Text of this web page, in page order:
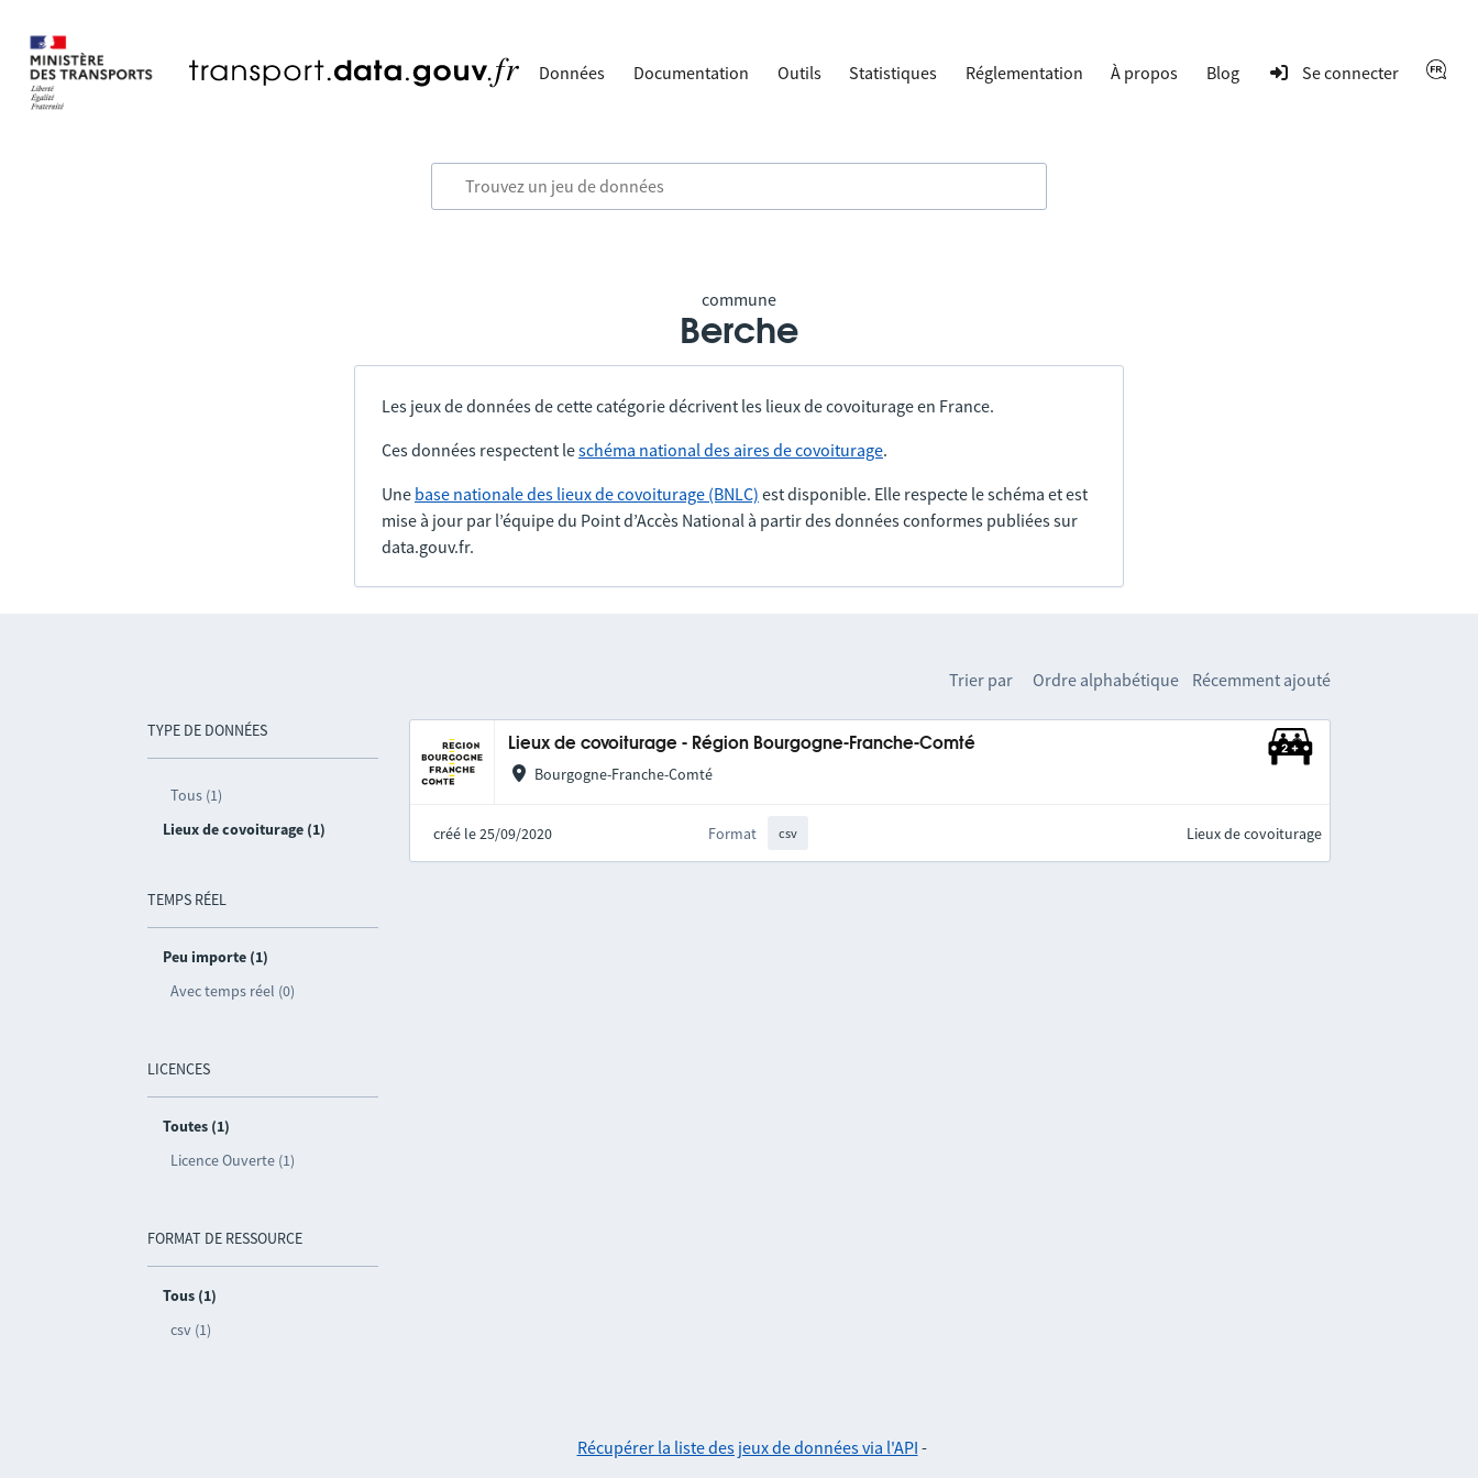
Données Documentation Outils Statistiques Réglementation À propos Blog Se connecter
commune
Berche
Les jeux de données de cette catégorie décrivent les lieux de covoiturage en France.
Ces données respectent leschéma national des aires de covoiturage.
Une base nationale des lieux de covoiturage (BNLC) est disponible. Elle respecte le schéma et est
mise à jour par l’équipe du Point d’Accès National à partir des données conformes publiées sur
data.gouv.fr.
TYPE DE DONNÉES
Tous (1)
Lieux de covoiturage (1)
TEMPS RÉEL
Peu importe (1)
Avec temps réel (0)
LICENCES
Toutes (1)
Licence Ouverte (1)
FORMAT DE RESSOURCE
Tous (1)
csv (1)
Trier par Ordre alphabétique Récemment ajouté
Lieux de covoiturage - Région Bourgogne-Franche-Comté
Bourgogne-Franche-Comté
créé le 25/09/2020 Format csv Lieux de covoiturage
Récupérer la liste des jeux de données via l'API -